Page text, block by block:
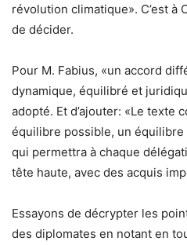
révolution climatique». C’est à
de décider.
Pour M. Fabius, «un accord
dynamique, équilibré et
adopté. Et d’ajouter: «Le texte
équilibre possible, un
qui permettra à chaque
tête haute, avec des acquis
Essayons de décrypter les
des diplomates en notant en